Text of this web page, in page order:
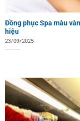
Đồng phục Spa màu
hiệu
23/09/2025